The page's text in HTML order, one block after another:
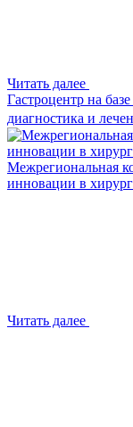
Читать далее
Гастроцентр на
диагностика и
Межрегиональная
инновации в
Читать далее